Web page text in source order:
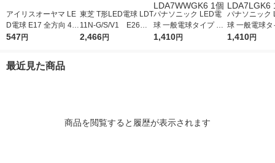
アイリスオーヤマ LE
D電球 E17 全方向 40
形相当 電球色 LDA3L-
547円
東芝 T形LED電球 LDT
11N-G/S/V1 E26口
金 80W形相当 昼
2,466円
パナソニック LED電
球 一般電球タイプ E2
6口金 60形 温白色 広
1,410円
パナソニック
球 一般電球タ
6口金 60形 電
1,410円
最近見た商品
商品を閲覧すると履歴が表示されます